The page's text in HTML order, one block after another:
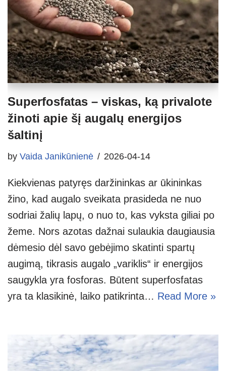
Superfosfatas – viskas, ką privalote
žinoti apie šį augalų energijos
šaltinį
by Vaida Janikūnienė 2026-04-14
Kiekvienas patyręs daržininkas ar ūkininkas
žino, kad augalo sveikata prasideda ne nuo
sodriai žalių lapų, o nuo to, kas vyksta giliai po
žeme. Nors azotas dažnai sulaukia daugiausia
dėmesio dėl savo gebėjimo skatinti spartų
augimą, tikrasis augalo „variklis“ ir energijos
saugykla yra fosforas. Būtent superfosfatas
yra ta klasikinė, laiko patikrinta… Read More »